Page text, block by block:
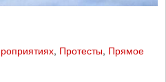
, Протесты, Прямое